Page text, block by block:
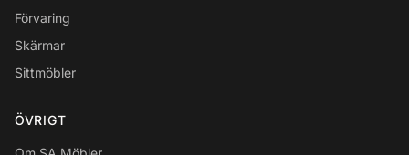
Förvaring
Skärmar
Sittmöbler
ÖVRIGT